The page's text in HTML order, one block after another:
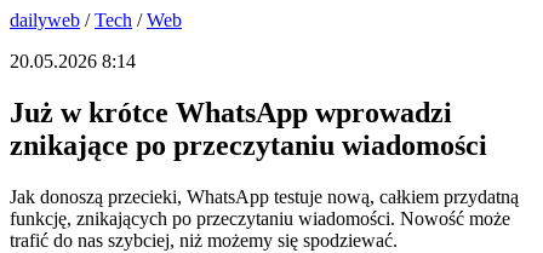
dailyweb /Tech /Web
20.05.2026 8:14
Już w krótce WhatsApp wprowadzi
znikające po przeczytaniu wiadomości
Jak donoszą przecieki, WhatsApp testuje nową, całkiem przydatną
funkcję, znikających po przeczytaniu wiadomości. Nowość może
trafić do nas szybciej, niż możemy się spodziewać.